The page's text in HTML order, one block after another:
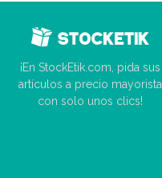
¡En StockEtik.com, pida sus
artículos a precio mayorista
con solo unos clics!